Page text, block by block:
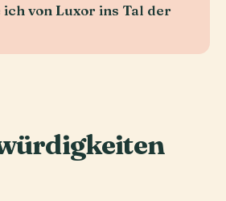
von Luxor ins Tal der